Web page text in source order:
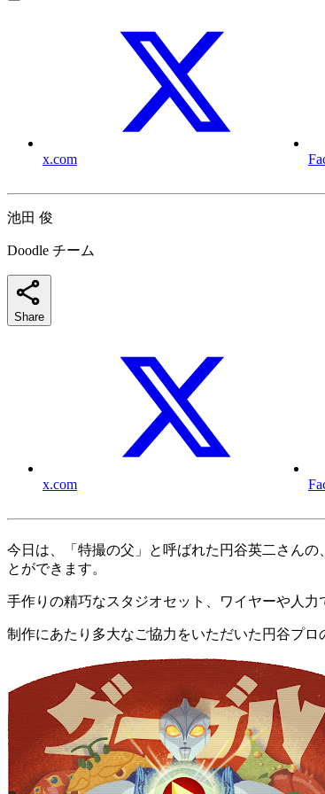
x.com
池田 俊
Doodle チーム
Share
x.com
今日は、「特撮の父」と呼ばれた円谷英二さんの
とができます。
手作りの精巧なスタジオセット、ワイヤーや人
制作にあたり多大なご協力をいただいた円谷プロ